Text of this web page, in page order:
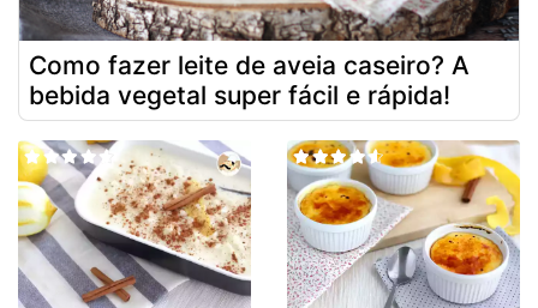
Como fazer leite de aveia caseiro? A
bebida vegetal super fácil e rápida!